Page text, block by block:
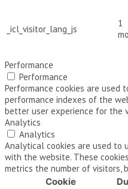
_icl_visitor_lang_js
1
Performance
Performance
Performance cookies are used
performance indexes of the
better user experience for the
Analytics
Analytics
Analytical cookies are used to
with the website. These
metrics the number of visitors,
Cookie